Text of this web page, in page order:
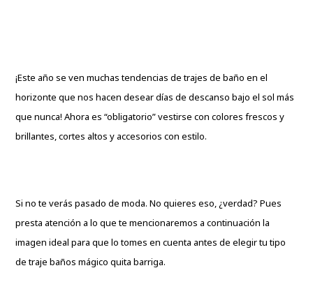
¡Este año se ven muchas tendencias de trajes de baño en el
horizonte que nos hacen desear días de descanso bajo el sol más
que nunca! Ahora es “obligatorio” vestirse con colores frescos y
brillantes, cortes altos y accesorios con estilo.
Si no te verás pasado de moda. No quieres eso, ¿verdad? Pues
presta atención a lo que te mencionaremos a continuación la
imagen ideal para que lo tomes en cuenta antes de elegir tu tipo
de traje baños mágico quita barriga.